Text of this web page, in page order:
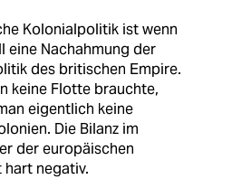
Kolonialpolitik ist wenn
eine Nachahmung der
des britischen Empire.
keine Flotte brauchte,
eigentlich keine
Die Bilanz im
der europäischen
hart negativ.